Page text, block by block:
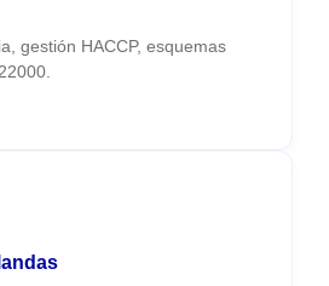
gestión HACCP, esquemas